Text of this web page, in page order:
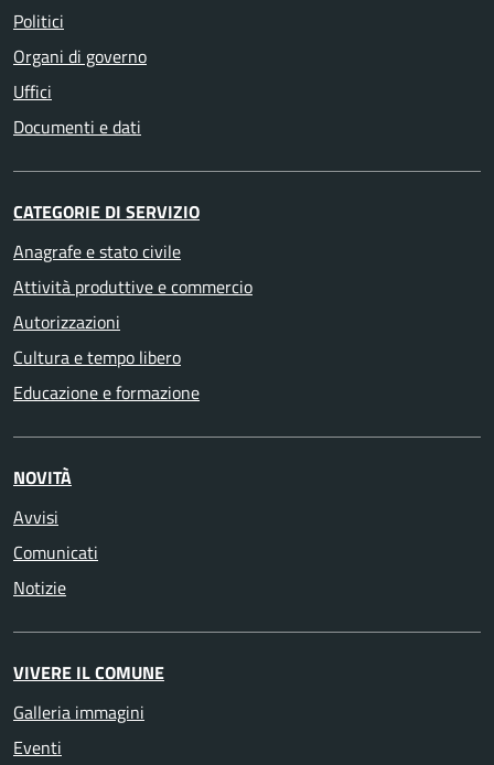
Politici
Organi di governo
Uffici
Documenti e dati
CATEGORIE DI SERVIZIO
Anagrafe e stato civile
Attività produttive e commercio
Autorizzazioni
Cultura e tempo libero
Educazione e formazione
NOVITÀ
Avvisi
Comunicati
Notizie
VIVERE IL COMUNE
Galleria immagini
Eventi